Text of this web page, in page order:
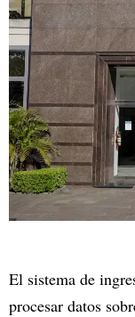
El sistema de
procesar datos